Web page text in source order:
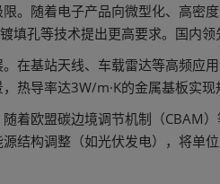
限。随着电子产品向微型化、高
填孔等技术提出更高要求。国内
在基站天线、车载雷达等高频应
热导率达3W/m·K的金属基板实
着欧盟碳边境调节机制（CBAM
结构调整（如光伏发电），将单